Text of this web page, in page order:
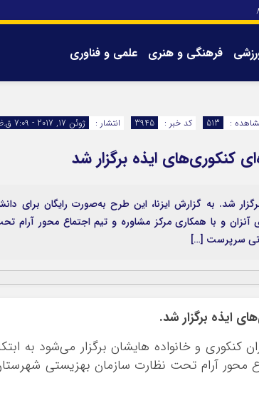
فرهنگی و هنری علمی و فناوری
انتشار :
ژوئن 17, 2017 - 7:09 ق.ظ کد خبر : 3945 :
513
کنکوری‌های ایذه برگزار شد
شد. به گزارش ایزنا، این طرح به‌صورت رایگان برای
آنزان و با همکاری مرکز مشاوره و تیم اجتماع محور آرام
سرپرست […]
ایذه برگزار شد.
کنکوری و خانواده هایشان برگزار می‌شود به
محور آرام تحت نظارت سازمان بهزیستی